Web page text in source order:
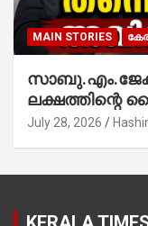
MAIN STORIES
ലക്ഷത്തിന്റെ
മത്സരിച്ചത്!
July 28, 2026